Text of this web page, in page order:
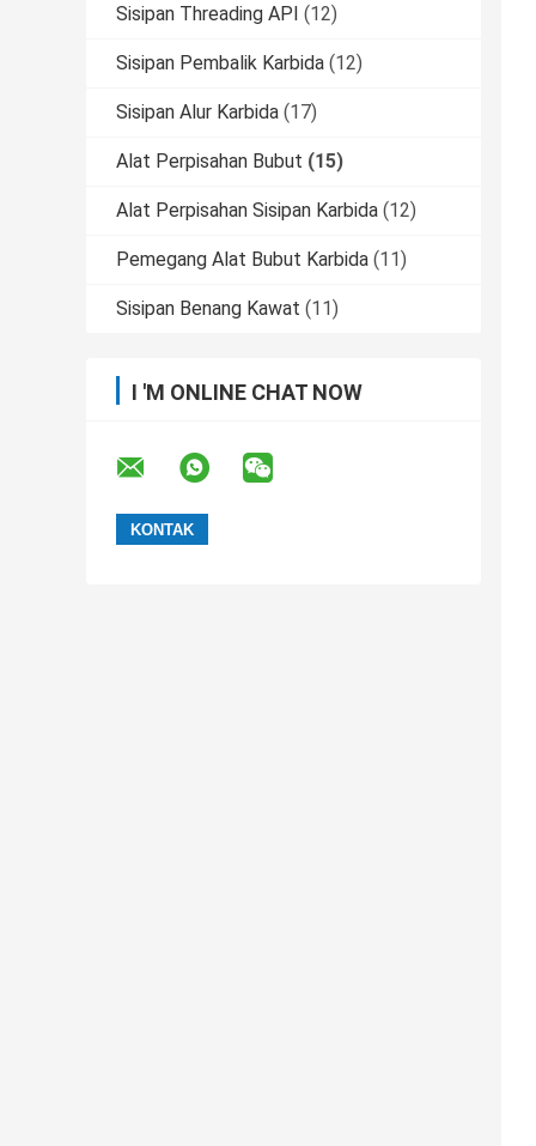
Sisipan Threading API (12)
Sisipan Pembalik Karbida (12)
Sisipan Alur Karbida (17)
Alat Perpisahan Bubut (15)
Alat Perpisahan Sisipan Karbida (12)
Pemegang Alat Bubut Karbida (11)
Sisipan Benang Kawat (11)
I 'M ONLINE CHAT NOW